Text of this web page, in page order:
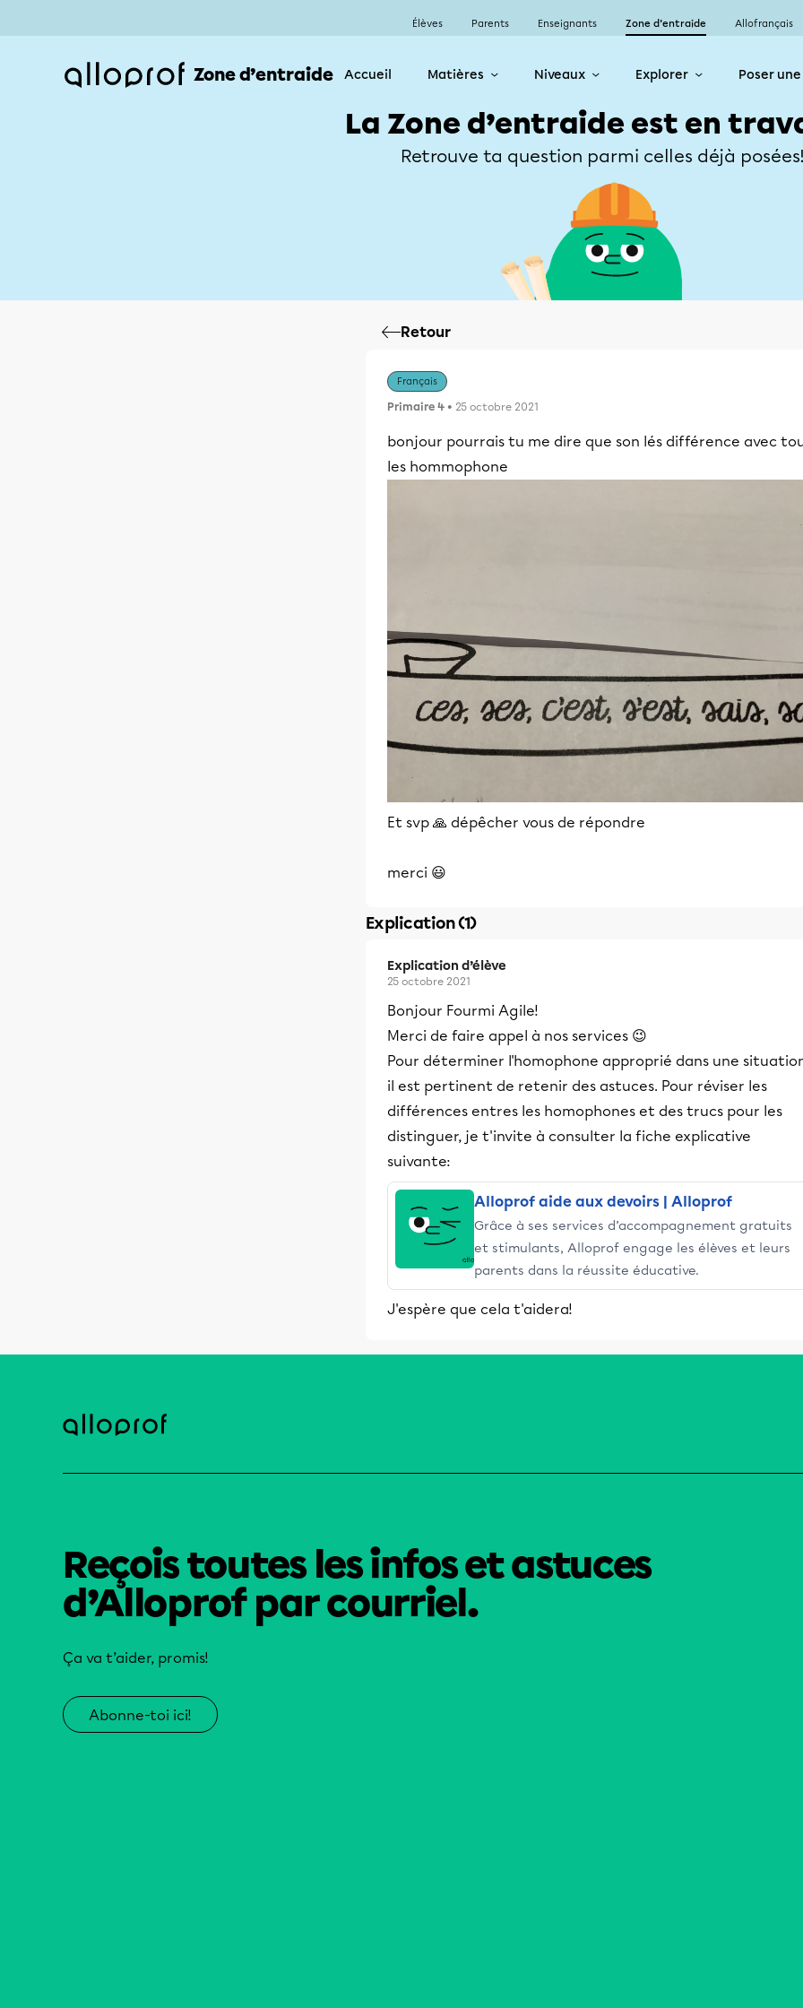
Élèves Parents Enseignants Zone d’entraide Allofrançais
Zone d’entraide Accueil Matières Niveaux Explorer Poser
La Zone d’entraide est en
Retrouve ta question parmi celles déjà
Retour
Français
Primaire 4 • 25 octobre 2021
bonjour pourrais tu me dire que son lés différence avec
les hommophone
Et svp 🙏 dépêcher vous de répondre
merci 😃
Explication (1)
Explication d’élève
25 octobre 2021
Bonjour Fourmi Agile!
Merci de faire appel à nos services 😉
Pour déterminer l'homophone approprié dans une
il est pertinent de retenir des astuces. Pour réviser les
différences entres les homophones et des trucs pour les
distinguer, je t'invite à consulter la fiche explicative
suivante:
Alloprof aide aux devoirs | Alloprof
Grâce à ses services d’accompagnement gratuits
et stimulants, Alloprof engage les élèves et leurs
parents dans la réussite éducative.
J'espère que cela t'aidera!
Reçois toutes les infos et astuces
d’Alloprof par courriel.
Ça va t’aider, promis!
Abonne-toi ici!